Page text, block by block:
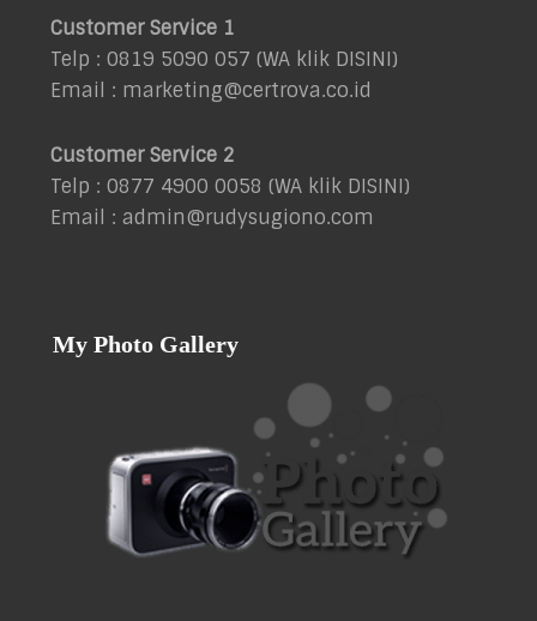
Customer Service 1
Telp : 0819 5090 057 (WA klik DISINI)
Email : marketing@certrova.co.id
Customer Service 2
Telp : 0877 4900 0058 (WA klik DISINI)
Email : admin@rudysugiono.com
My Photo Gallery